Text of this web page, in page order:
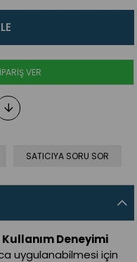
VER
SATICIYA SORU SOR
Deneyimi
uygulanabilmesi için